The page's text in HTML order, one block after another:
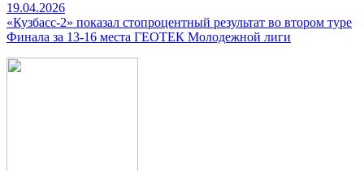
19.04.2026
«Кузбасс-2» показал стопроцентный результат во втором туре
Финала за 13-16 места ГЕОТЕК Молодежной лиги